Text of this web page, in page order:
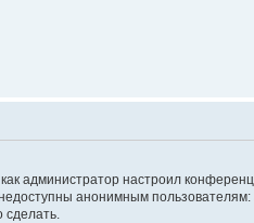
администратор настроил
анонимным